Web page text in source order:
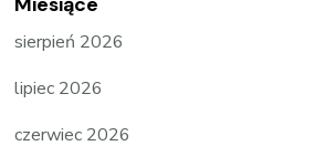
sierpień 2026
lipiec 2026
czerwiec 2026